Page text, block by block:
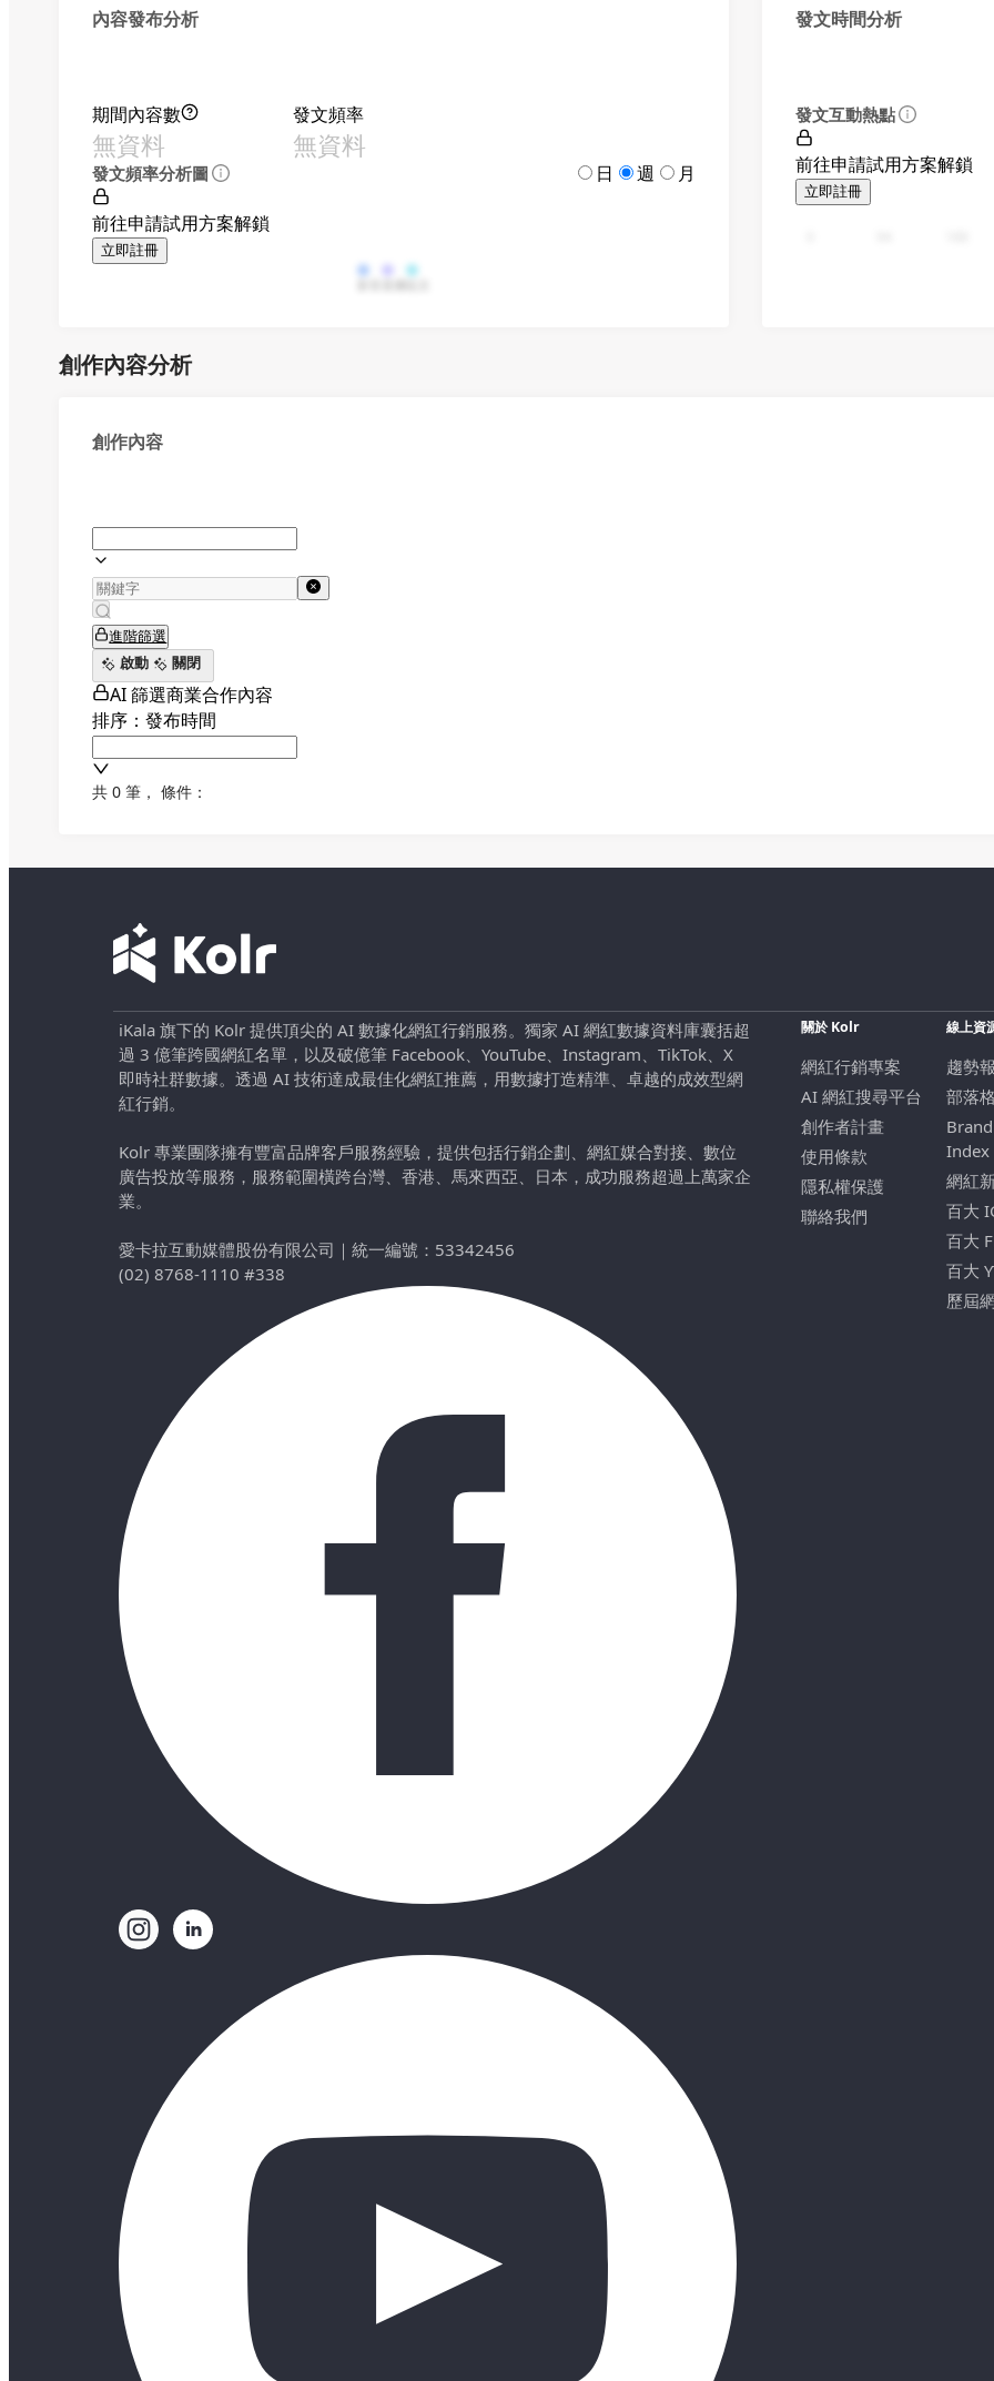
內容發布分析
期間內容數
無資料
發文頻率
無資料
發文頻率分析圖 日 週 月
前往申請試用方案解鎖
立即註冊
發文時間分析
發文互動熱點
前往申請試用方案解鎖
立即註冊
創作內容分析
創作內容
進階篩選
啟動
關閉
AI 篩選商業合作內容
排序：發布時間
共 0 筆 ， 條件：
iKala 旗下的 Kolr 提供頂尖的 AI 數據化網紅行銷服務。獨家 AI 網紅數據資料庫囊括超
過 3 億筆跨國網紅名單，以及破億筆 Facebook、YouTube、Instagram、TikTok、X
即時社群數據。透過 AI 技術達成最佳化網紅推薦，用數據打造精準、卓越的成效型網
紅行銷。
Kolr 專業團隊擁有豐富品牌客戶服務經驗，提供包括行銷企劃、網紅媒合對接、數位
廣告投放等服務，服務範圍橫跨台灣、香港、馬來西亞、日本，成功服務超過上萬家企
業。
愛卡拉互動媒體股份有限公司 ｜ 統一編號：53342456
(02) 8768-1110 #338
關於 Kolr
網紅行銷專案
AI 網紅搜尋平台
創作者計畫
使用條款
隱私權保護
聯絡我們
線上資
趨勢
部落格
Index
網紅
百大
百大
百大
歷屆